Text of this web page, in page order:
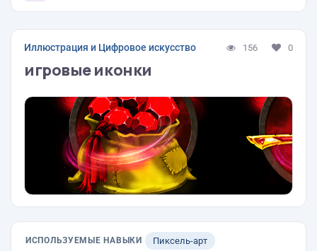
Иллюстрация и Цифровое искусство 156 0
игровые иконки
ИСПОЛЬЗУЕМЫЕ НАВЫКИ Пиксель-арт